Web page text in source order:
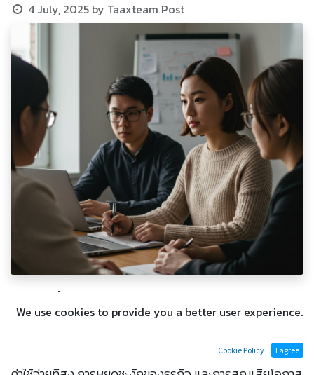
4 July, 2025 by Taaxteam Post
7 สิ่งที่ต้องรู้ก่อน Implement ระบบ
ERP สำหรับ SME ไทย
การ Implement ระบบ ERP ที่ไม่ประสบความสำเร็จนำมาซึ่ง
We use cookies to provide you a better user experience.
Cookie Policy I agree